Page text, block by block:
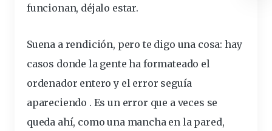
funcionan, déjalo estar.
Suena a rendición, pero te digo una cosa: hay
casos donde la gente ha formateado el
ordenador entero y el error seguía
apareciendo . Es un error que a veces se
queda ahí, como una mancha en la pared,